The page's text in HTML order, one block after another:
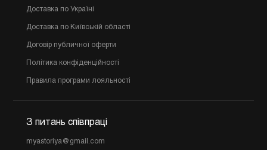
Доставка по Україні
Доставка по Київській області
Договір публичної оферти
Політика конфіденційності
Правила програми лояльності
З питань співпраці
myastoriya@gmail.com